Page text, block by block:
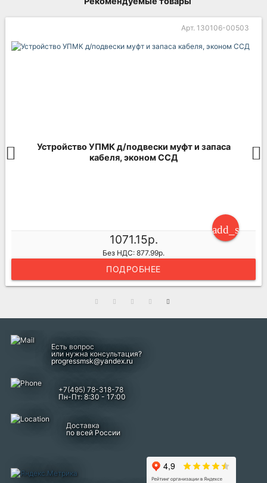
Арт. 130106-00503
Устройство УПМК д/подвески муфт и запаса
кабеля, эконом ССД
1071.15р.
Без НДС: 877.99р.
ПОДРОБНЕЕ
Есть вопрос
или нужна консультация?
progressmsk@yandex.ru
+7(495) 78-318-78
Пн-Пт: 8:30 - 17:00
Доставка
по всей России